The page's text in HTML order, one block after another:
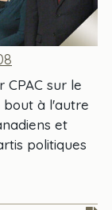
sur le
bout à l'autre
et
politiques